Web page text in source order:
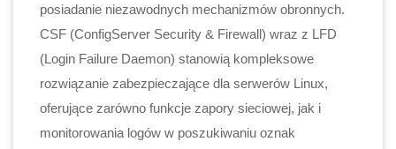
posiadanie niezawodnych mechanizmów obronnych.
CSF (ConfigServer Security & Firewall) wraz z LFD
(Login Failure Daemon) stanowią kompleksowe
rozwiązanie zabezpieczające dla serwerów Linux,
oferujące zarówno funkcje zapory sieciowej, jak i
monitorowania logów w poszukiwaniu oznak